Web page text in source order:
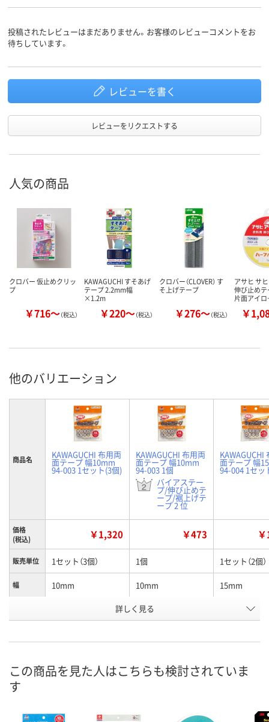
投稿されたレビューはまだありません。お客様のレビューコメントをお
待ちしています。
レビューを書く
レビューをリクエストする
人気の商品
クロバー 仮止めクリッ
プ
￥716～（税込）
KAWAGUCHI すそあげ
テープ 2.2mm幅
×1.2m
￥220～（税込）
クロバー（CLOVER） す
そ上げテープ
￥276～（税込）
アサヒ サ
伸び止め
片面アイ
￥
他のバリエーション
商品名 KAWAGUCHI 布用両
面テープ 幅10mm
94-003 1セット(3個)
KAWAGUCHI 布用両
面テープ 幅10mm
94-003 1個
バイアステー
プ/伸び止めテ
ープ/裾上げテ
ープ 2 位
KAWAGUCHI
面テープ 幅
94-004 1セッ
価格
(税込)
￥1,320 ￥473
販売単位 1セット（3個） 1個 1セット（2個）
幅 10mm 10mm 15mm
HK35874 U584718
お届け日 8月11日（火） 8月11日（火）
ついてご連絡
数量 数量
詳しく見る
この商品を見た人はこちらも検討されていま
す